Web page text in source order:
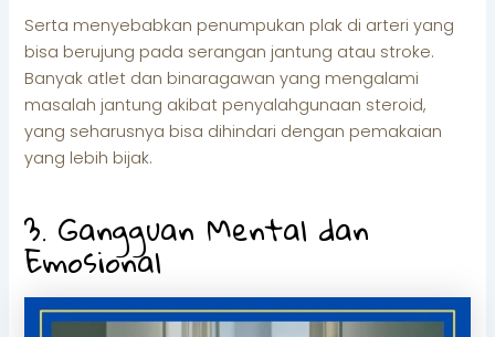
Serta menyebabkan penumpukan plak di arteri yang
bisa berujung pada serangan jantung atau stroke.
Banyak atlet dan binaragawan yang mengalami
masalah jantung akibat penyalahgunaan steroid,
yang seharusnya bisa dihindari dengan pemakaian
yang lebih bijak.
3. Gangguan Mental dan
Emosional